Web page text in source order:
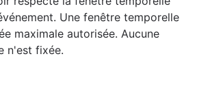
Une fenêtre temporelle
maximale autorisée. Aucune
n'est fixée.